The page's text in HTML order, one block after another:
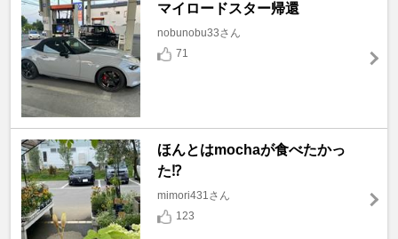
マイロードスター帰還
nobunobu33さん
71
ほんとはmochaが食べたかっ
た⁉️
mimori431さん
123